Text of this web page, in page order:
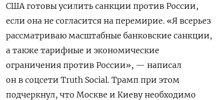
США готовы усилить санкции против России,
если она не согласится на перемирие. «Я всерьез
рассматриваю масштабные банковские санкции,
а также тарифные и экономические
ограничения против России», — написал
он в соцсети Truth Social. Трамп при этом
подчеркнул, что Москве и Киеву необходимо